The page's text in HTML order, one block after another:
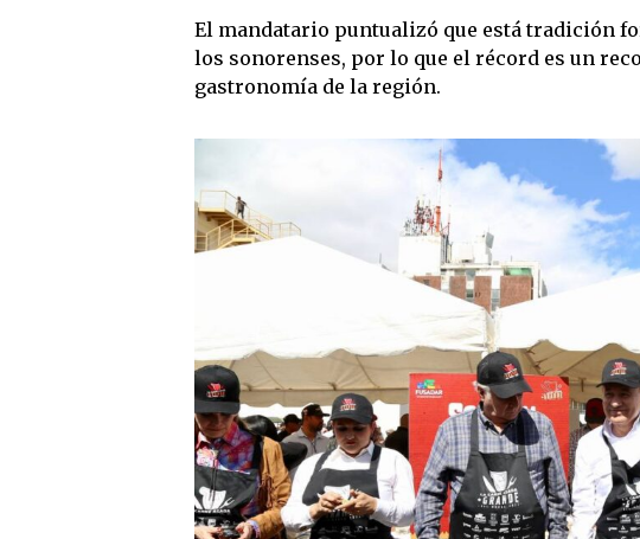
El mandatario puntualizó que está tradición
los sonorenses, por lo que el récord es un
gastronomía de la región.